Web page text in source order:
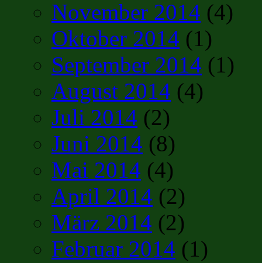
November 2014 (4)
Oktober 2014 (1)
September 2014 (1)
August 2014 (4)
Juli 2014 (2)
Juni 2014 (8)
Mai 2014 (4)
April 2014 (2)
März 2014 (2)
Februar 2014 (1)